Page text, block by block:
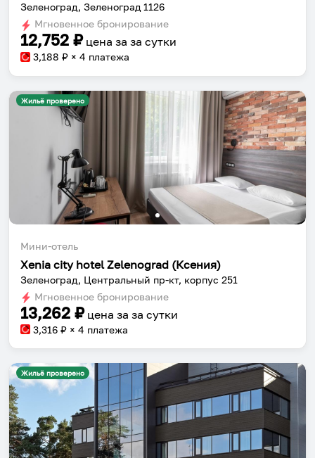
Зеленоград, Зеленоград 1126
Мгновенное бронирование
12,752 ₽ цена за за сутки
3,188 ₽ × 4 платежа
Жильё проверено
Мини-отель
Xenia city hotel Zelenograd (Ксения)
Зеленоград, Центральный пр-кт, корпус 251
Мгновенное бронирование
13,262 ₽ цена за за сутки
3,316 ₽ × 4 платежа
Жильё проверено